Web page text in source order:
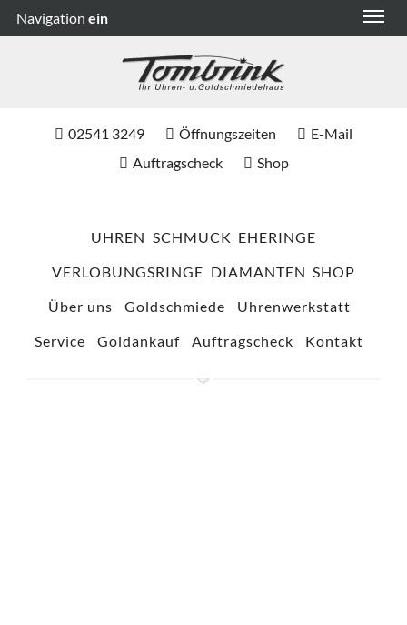
Navigation ein
02541 3249 Öffnungszeiten
E-Mail
Auftragscheck
Shop
UHREN SCHMUCK EHERINGE
VERLOBUNGSRINGE DIAMANTEN SHOP
Über uns
Goldschmiede
Uhrenwerkstatt
Service
Goldankauf Auftragscheck Kontakt